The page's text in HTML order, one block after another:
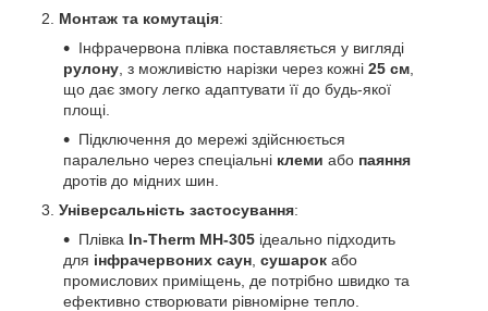
Монтаж та комутація:
Інфрачервона плівка поставляється у вигляді
рулону , з можливістю нарізки через кожні 25 см
що дає змогу легко адаптувати її до будь-якої
площі.
Підключення до мережі здійснюється
паралельно через спеціальні клеми або паяння
дротів до мідних шин.
Універсальність застосування:
Плівка In-Therm MH-305 ідеально підходить
для інфрачервоних саун сушарок або
промислових приміщень, де потрібно швидко та
ефективно створювати рівномірне тепло.